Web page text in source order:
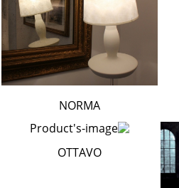
NORMA
OTTAVO